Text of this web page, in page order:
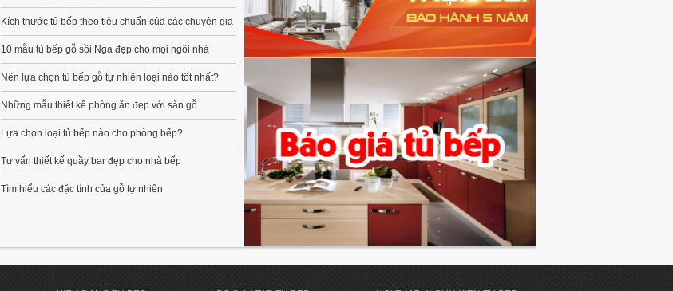
Kích thước tủ bếp theo tiêu chuẩn của các chuyên gia
10 mẫu tủ bếp gỗ sồi Nga đẹp cho mọi ngôi nhà
Nên lựa chọn tủ bếp gỗ tự nhiên loại nào tốt nhất?
Những mẫu thiết kế phòng ăn đẹp với sàn gỗ
Lựa chọn loại tủ bếp nào cho phòng bếp?
Tư vấn thiết kế quầy bar đẹp cho nhà bếp
Tìm hiểu các đặc tính của gỗ tự nhiên